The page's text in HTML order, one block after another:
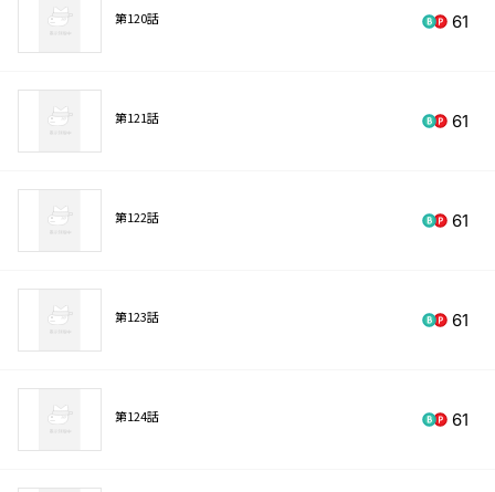
第120話 61
第121話 61
第122話 61
第123話 61
第124話 61